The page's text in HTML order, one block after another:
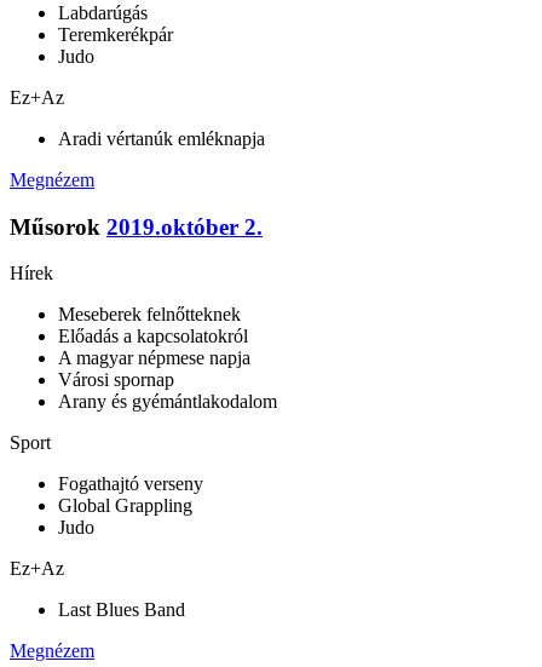
Labdarúgás
Teremkerékpár
Judo
Ez+Az
Aradi vértanúk emléknapja
Megnézem
Műsorok 2019.október 2.
Hírek
Meseberek felnőtteknek
Előadás a kapcsolatokról
A magyar népmese napja
Városi spornap
Arany és gyémántlakodalom
Sport
Fogathajtó verseny
Global Grappling
Judo
Ez+Az
Last Blues Band
Megnézem